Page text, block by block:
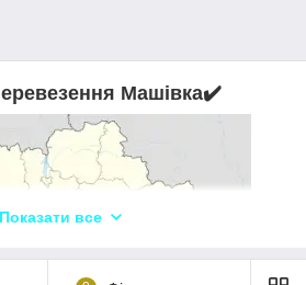
Машівка✔️
Показати все